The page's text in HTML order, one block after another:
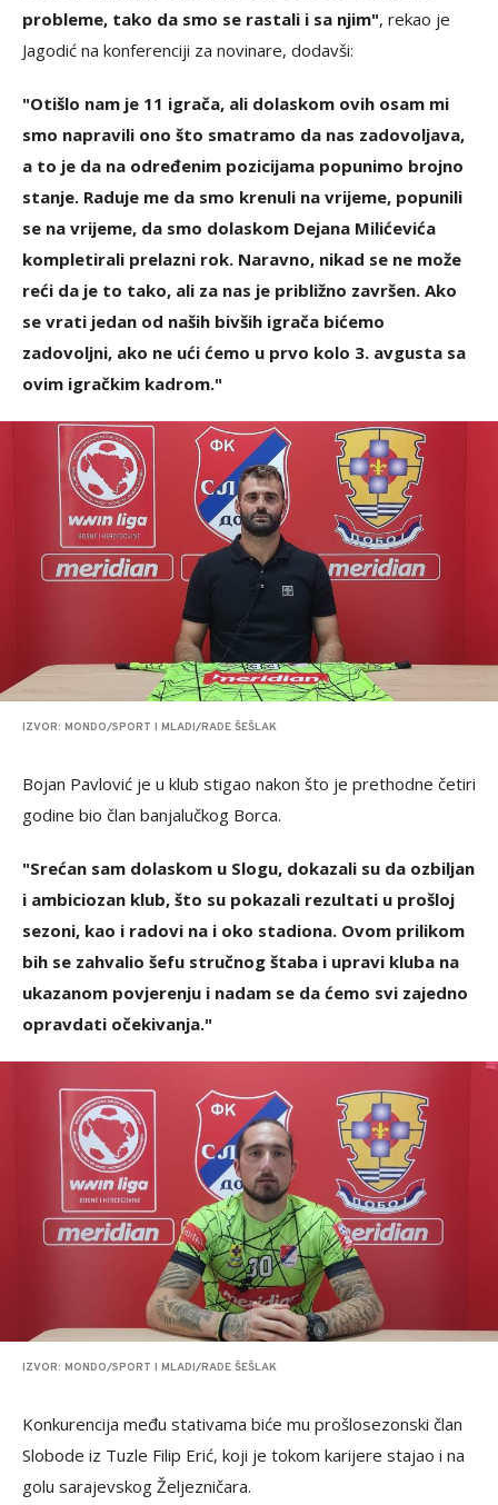
probleme, tako da smo se rastali i sa njim", rekao je
Jagodić na konferenciji za novinare, dodavši:
"Otišlo nam je 11 igrača, ali dolaskom ovih osam mi
smo napravili ono što smatramo da nas zadovoljava,
a to je da na određenim pozicijama popunimo brojno
stanje. Raduje me da smo krenuli na vrijeme, popunili
se na vrijeme, da smo dolaskom Dejana Milićevića
kompletirali prelazni rok. Naravno, nikad se ne može
reći da je to tako, ali za nas je približno završen. Ako
se vrati jedan od naših bivših igrača bićemo
zadovoljni, ako ne ući ćemo u prvo kolo 3. avgusta sa
ovim igračkim kadrom."
IZVOR: MONDO/SPORT I MLADI/RADE ŠEŠLAK
Bojan Pavlović je u klub stigao nakon što je prethodne četiri
godine bio član banjalučkog Borca.
"Srećan sam dolaskom u Slogu, dokazali su da ozbiljan
i ambiciozan klub, što su pokazali rezultati u prošloj
sezoni, kao i radovi na i oko stadiona. Ovom prilikom
bih se zahvalio šefu stručnog štaba i upravi kluba na
ukazanom povjerenju i nadam se da ćemo svi zajedno
opravdati očekivanja."
IZVOR: MONDO/SPORT I MLADI/RADE ŠEŠLAK
Konkurencija među stativama biće mu prošlosezonski član
Slobode iz Tuzle Filip Erić, koji je tokom karijere stajao i na
golu sarajevskog Željezničara.